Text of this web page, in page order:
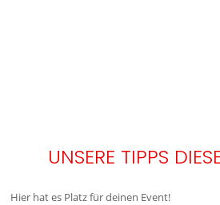
UNSERE TIPPS
Hier hat es Platz für deinen Event!